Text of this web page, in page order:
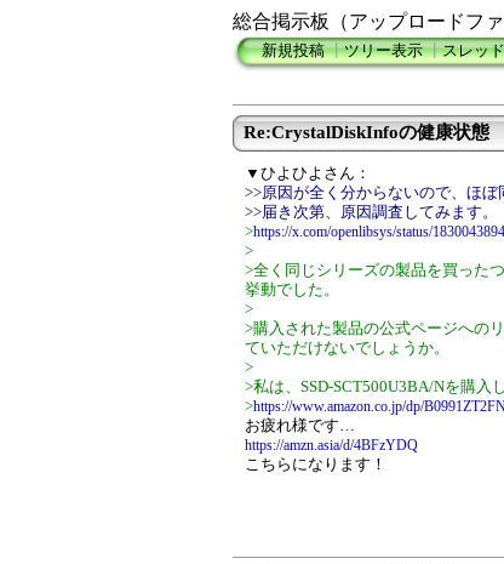
総合掲示板（アップロードフ
新規投稿┃ツリー表示┃スレッ
Re:CrystalDiskInfoの健康状態
▼ひよひよさん：
>>原因が全く分からないので、ほぼ
>>届き次第、原因調査してみます。
>https://x.com/openlibsys/status/
>
>全く同じシリーズの製品を買った
挙動でした。
>
>購入された製品の公式ページへの
ていただけないでしょうか。
>
>私は、SSD-SCT500U3BA/Nを購
>https://www.amazon.co.jp/dp/
お疲れ様です…
https://amzn.asia/d/4BFzYDQ
こちらになります！